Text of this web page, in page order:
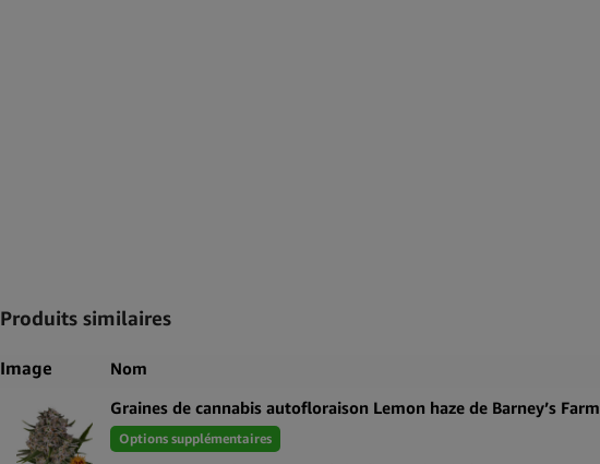
Produits similaires
Image Nom
Graines de cannabis autofloraison Lemon haze de Barney’s Farm
Options supplémentaires